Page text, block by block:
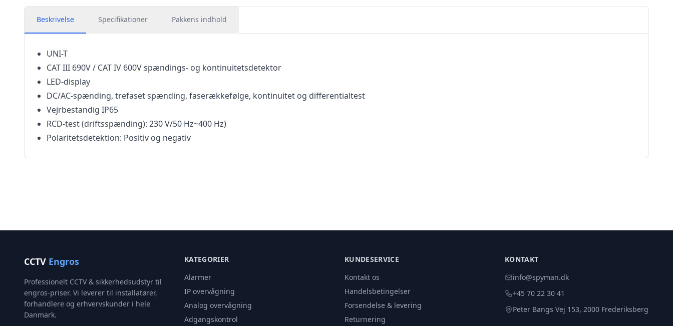
Beskrivelse Specifikationer Pakkens indhold
UNI-T
CAT III 690V / CAT IV 600V spændings- og kontinuitetsdetektor
LED-display
DC/AC-spænding, trefaset spænding, faserækkefølge, kontinuitet og differentialtest
Vejrbestandig IP65
RCD-test (driftsspænding): 230 V/50 Hz~400 Hz)
Polaritetsdetektion: Positiv og negativ
CCTV Engros
Professionelt CCTV & sikkerhedsudstyr til
engros-priser. Vi leverer til installatører,
forhandlere og erhvervskunder i hele
Danmark.
KATEGORIER
Alarmer
IP overvågning
Analog overvågning
Adgangskontrol
KUNDESERVICE
Kontakt os
Handelsbetingelser
Forsendelse & levering
Returnering
KONTAKT
info@spyman.dk
+45 70 22 30 41
Peter Bangs Vej 153, 2000 Frederiksberg